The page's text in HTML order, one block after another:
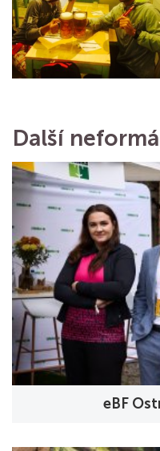
Další
eBF